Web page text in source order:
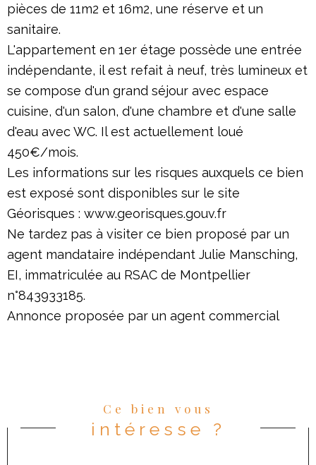
pièces de 11m2 et 16m2, une réserve et un
sanitaire.
L'appartement en 1er étage possède une entrée
indépendante, il est refait à neuf, très lumineux et
se compose d'un grand séjour avec espace
cuisine, d'un salon, d'une chambre et d'une salle
d'eau avec WC. Il est actuellement loué
450€/mois.
Les informations sur les risques auxquels ce bien
est exposé sont disponibles sur le site
Géorisques : www.georisques.gouv.fr
Ne tardez pas à visiter ce bien proposé par un
agent mandataire indépendant Julie Mansching,
EI, immatriculée au RSAC de Montpellier
n°843933185.
Annonce proposée par un agent commercial
Ce bien vous
intéresse ?